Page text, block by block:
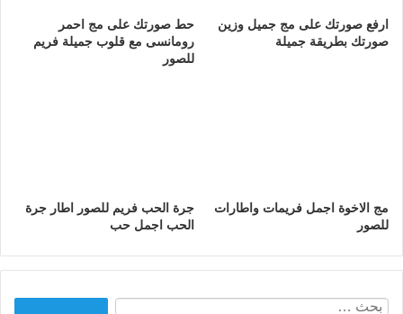
ارفع صورتك على مج جميل وزين
صورتك بطريقة جميلة
حط صورتك على مج احمر
رومانسى مع قلوب جميلة فريم
للصور
مج الاخوة اجمل فريمات واطارات
للصور
جرة الحب فريم للصور اطار جرة
الحب اجمل حب